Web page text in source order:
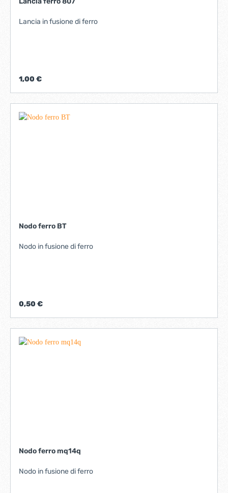
Lancia in fusione di ferro
1,00 €
Nodo ferro BT
Nodo in fusione di ferro
0,50 €
Nodo ferro mq14q
Nodo in fusione di ferro